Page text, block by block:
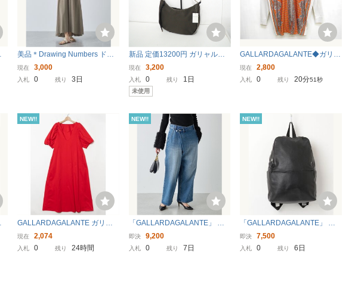
美品＊Drawing Numbers ドロ
ーイングナンバーズ＊シャーリ
ングノースリーブワンピース＊
現在 3,000
入札 0 残り 3日
新品 定価13200円 ガリャルダ
ガランテ パピヨネ 3way ナイロ
ン ショルダー バッグ カーキ レ
ディース Matsushita監修 斜め
掛けマルチウェイ
現在 3,200
入札 0 残り 1日
未使用
GALLARDAGALANTE◆ガリャ
ルダガランテ スカーフプリン
ト切替 ニット セーター レディ
現在 2,800
入札 0 残り 20分49秒
NEW!!
GALLARDAGALANTE ガリャ
ルダガランテ 前後2WAYパフス
リーブワンピース 0サイズ 綿ポ
現在 2,074
入札 0 残り 24時間
NEW!!
「GALLARDAGALANTE」 デ
ニムパンツ 0 ブルー レディー
ス
即決 9,200
入札 0 残り 7日
NEW!!
「GALLARDAGALANTE」 リ
ュック FREE ブラック レディ
ース
即決 7,500
入札 0 残り 6日